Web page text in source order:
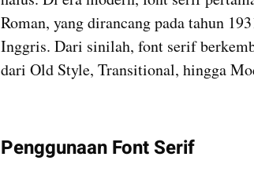
Roman, yang dirancang pada tahun
Inggris. Dari sinilah, font serif
dari Old Style, Transitional, hingga
Penggunaan Font Serif